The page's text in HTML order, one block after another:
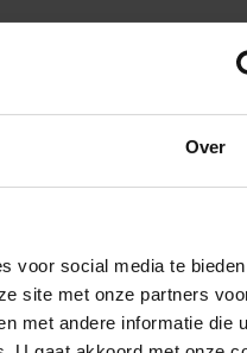
Over
voor social media te
site met onze partners
met andere informatie die
waarschijnlijk al weg
om kans te maken. Met